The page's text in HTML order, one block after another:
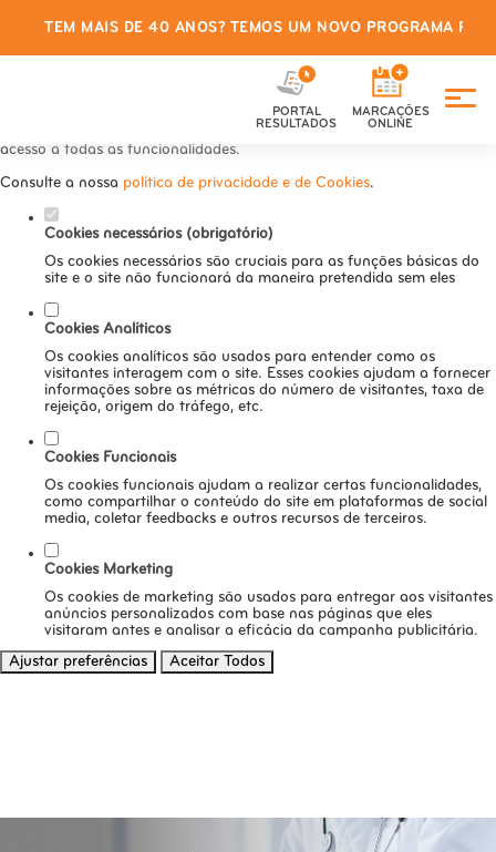
Defina as suas preferências de
cookies para este website.
Este website utiliza cookies estritamente necessários, analíticos e
acesso a todas as funcionalidades.
Consulte a nossa política de privacidade e de Cookies.
Cookies necessários (obrigatório)
Os cookies necessários são cruciais para as funções básicas do
site e o site não funcionará da maneira pretendida sem eles
Cookies Analíticos
Os cookies analíticos são usados para entender como os
visitantes interagem com o site. Esses cookies ajudam a fornecer
informações sobre as métricas do número de visitantes, taxa de
rejeição, origem do tráfego, etc.
Cookies Funcionais
Os cookies funcionais ajudam a realizar certas funcionalidades,
como compartilhar o conteúdo do site em plataformas de social
media, coletar feedbacks e outros recursos de terceiros.
Cookies Marketing
Os cookies de marketing são usados para entregar aos visitantes
anúncios personalizados com base nas páginas que eles
visitaram antes e analisar a eficácia da campanha publicitária.
Ajustar preferências
Aceitar Todos
TEM MAIS DE 40 ANOS? TEMOS UM NOVO PROGRAMA
PORTAL
RESULTADOS
MARCAÇÕES
ONLINE